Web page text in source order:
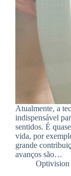
Atualmente, a
indispensável
sentidos. É
vida, por
grande
avanços são…
Optivision